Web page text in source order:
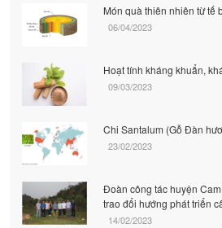
Món quà thiên nhiên từ tế
06/04/2023
Hoạt tính kháng khuẩn,
09/03/2023
Chi Santalum (Gỗ Đàn
23/02/2023
Đoàn công tác huyện
trao đổi hướng phát triển
14/02/2023